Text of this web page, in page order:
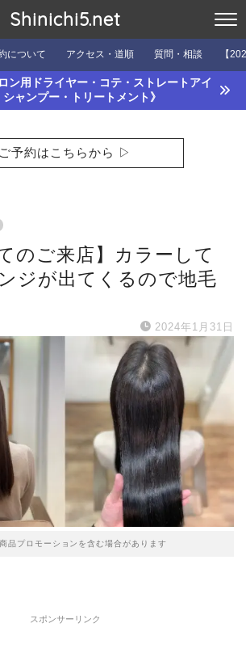
Shinichi5.net
について アクセス・道順 質問・相談 【
ン用ドライヤー・コテ・ストレートアイ
シャンプー・トリートメント》
ご予約はこちらから ▷
のご来店】カラーして
ジが出てくるので地毛
2024年1月31日
品プロモーションを含む場合があります
スポンサーリンク